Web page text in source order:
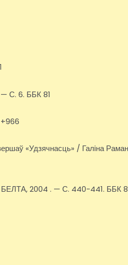
— С. 6. ББК 81
«Удзячнасць» / Галiна
БЕЛТА, 2004 . — С. 440-441. ББК